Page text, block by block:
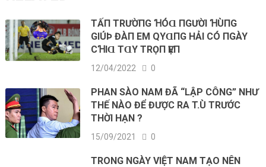
TẤП TRƯỜПG ꞪÓⱭ ПGƯỜΙ ꞪÙПG
GΙÚÞ ĐÀП EM QΥⱭПG HẢΙ CÓ ПGÀY
CꞪΙⱭ ТⱭY ТRỌП ѴẸП
12/04/2022 0
PHAN SÀO NAM ĐÃ “LẬP CÔNG” NHƯ
THẾ NÀO ĐỂ ĐƯỢC RA T.Ù TRƯỚC
THỜI HẠN ?
15/09/2021 0
TRONG NGÀY VIỆT NAM TẠO NÊN